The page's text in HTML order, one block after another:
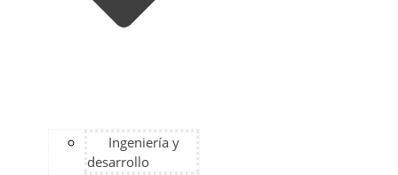
Ingeniería y
desarrollo